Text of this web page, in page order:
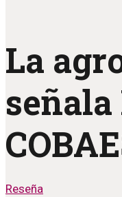
La
Reseña